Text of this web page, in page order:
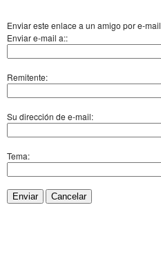
Enviar este enlace a un amigo por e-mail
Enviar e-mail a::
Remitente:
Su dirección de e-mail:
Tema:
Enviar Cancelar